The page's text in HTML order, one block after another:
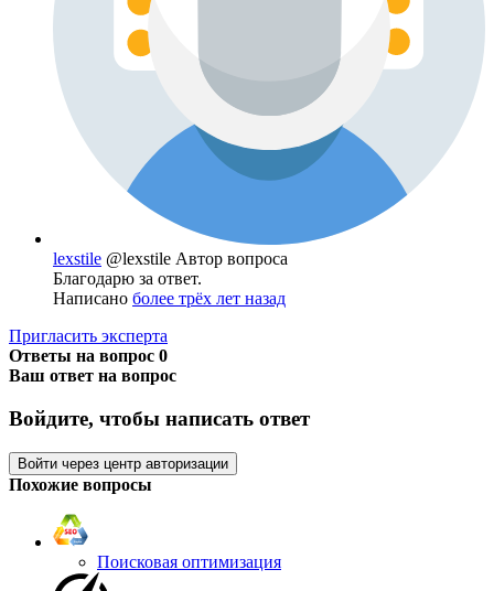
lexstile @lexstile Автор вопроса
Благодарю за ответ.
Написано более трёх лет назад
Пригласить эксперта
Ответы на вопрос 0
Ваш ответ на вопрос
Войдите, чтобы написать ответ
Войти через центр авторизации
Похожие вопросы
Поисковая оптимизация